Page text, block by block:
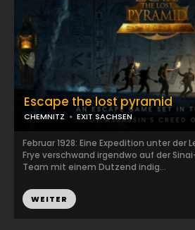
Escape the lost pyramid
CHEMNITZ EXIT SACHSEN
Februar 1928: Eine Expedition unter der
Frye verschwand irgendwo auf der
Team mit einem Dutzend indig...
WEITER